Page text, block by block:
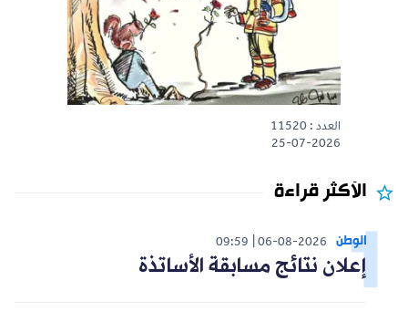
العدد : 11520
25-07-2026
الأكثر قراءة
الوطن 06-08-2026
09:59
إعلان نتائج مسابقة الأساتذة